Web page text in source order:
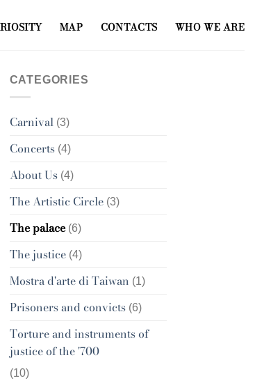
MAP CONTACTS WHO WE ARE
CATEGORIES
Carnival (3)
Concerts(4)
About Us(4)
The Artistic Circle(3)
The palace(6)
The justice(4)
Mostra d'arte di Taiwan (1)
Prisoners and convicts(6)
Torture and instruments of
justice of the '700
(10)